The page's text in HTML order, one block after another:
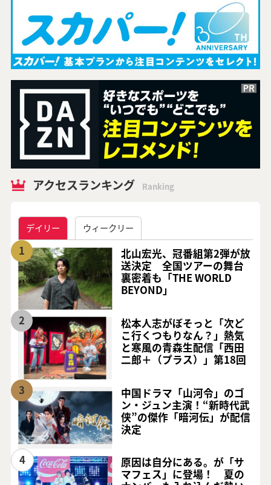
アクセスランキング Ranking
デイリー ウィークリー
1
北山宏光、冠番組第2弾が放
送決定 全国ツアーの舞台
裏密着も「THE WORLD
BEYOND」
2
松本人志がぼそっと「次ど
こ行くつもりなん？」熱気
と寒風の青森生配信「西田
二郎＋（プラス）」第18回
3
中国ドラマ「山河令」のゴ
ン・ジュン主演！“新時代武
侠”の傑作「暗河伝」が配信
決定
4
原因は自分にある。が「サ
マフェス」に登場！ 夏の